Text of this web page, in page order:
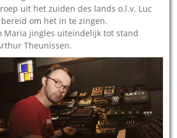
uit het zuiden des lands o.l.v. Luc
om het in te zingen.
Maria jingles uiteindelijk tot stand
Theunissen.